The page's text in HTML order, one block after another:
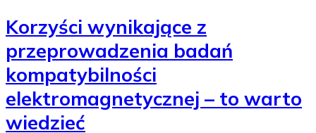
Korzyści wynikające z
przeprowadzenia badań
kompatybilności
elektromagnetycznej – to warto
wiedzieć